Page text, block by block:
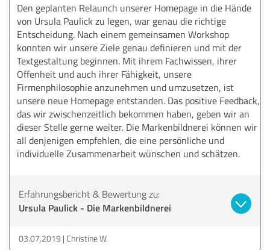
Den geplanten Relaunch unserer Homepage in die Hände
von Ursula Paulick zu legen, war genau die richtige
Entscheidung. Nach einem gemeinsamen Workshop
konnten wir unsere Ziele genau definieren und mit der
Textgestaltung beginnen. Mit ihrem Fachwissen, ihrer
Offenheit und auch ihrer Fähigkeit, unsere
Firmenphilosophie anzunehmen und umzusetzen, ist
unsere neue Homepage entstanden. Das positive Feedback,
das wir zwischenzeitlich bekommen haben, geben wir an
dieser Stelle gerne weiter. Die Markenbildnerei können wir
all denjenigen empfehlen, die eine persönliche und
individuelle Zusammenarbeit wünschen und schätzen.
Erfahrungsbericht & Bewertung zu:
Ursula Paulick - Die Markenbildnerei
03.07.2019 Christine W.